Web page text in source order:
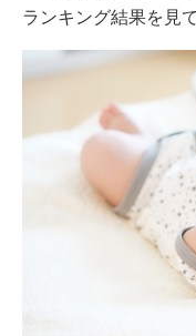
進化するPCとデバイス
好きが集まる 比べて
ビジネスと働き方のヒ
AI活用のいまが分かる
企業ITのトレンドを詳
経営リーダーのコミュ
マーケ×ITの今がよく
ランキング結果を見